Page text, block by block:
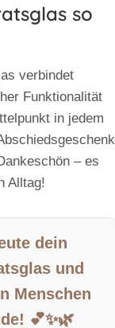
so
verbindet
Funktionalität
in jedem
– es
Alltag!
dein
und
Menschen
💕✨🌿